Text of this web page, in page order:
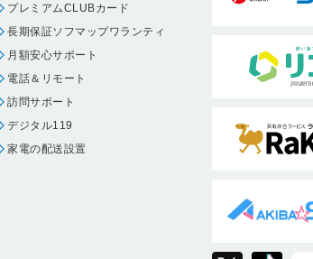
プレミアムCLUBカード
長期保証ソフマップワランティ
月額安心サポート
電話＆リモート
訪問サポート
デジタル119
家電の配送設置